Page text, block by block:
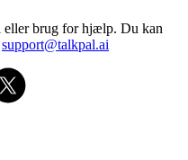
eller brug for hjælp. Du kan
support@talkpal.ai